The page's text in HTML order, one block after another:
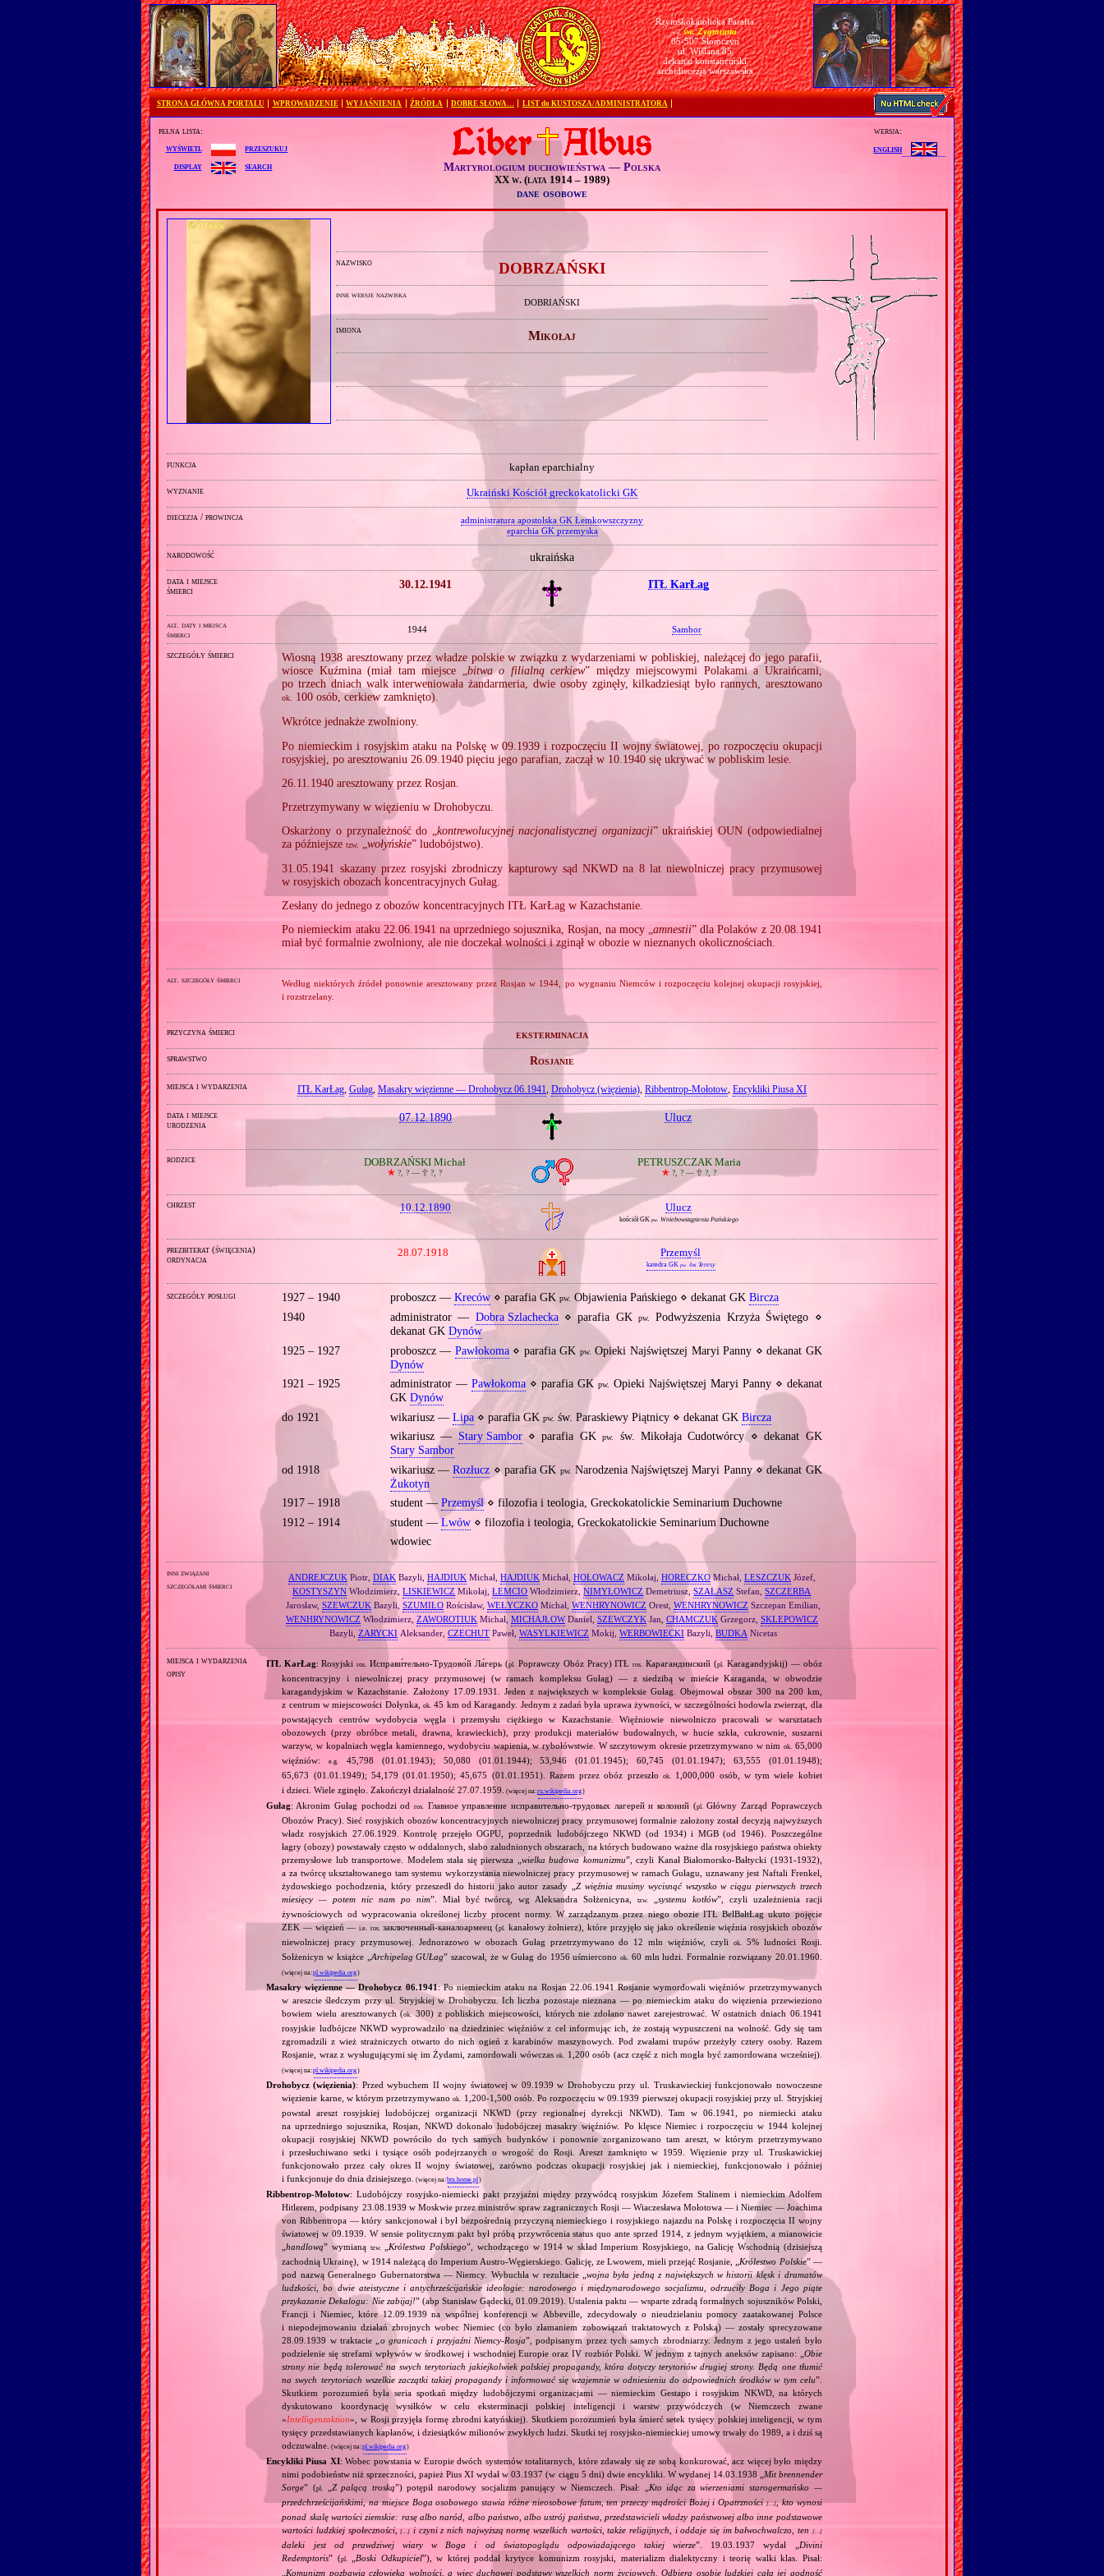
Rzymskokatolicka Parafia
pw.św. Zygmunta
05-507 Słomczyn
ul. Wiślana 85
dekanat konstanciński
archidiecezja warszawska
STRONA GŁÓWNA PORTALU WPROWADZENIE WYJAŚNIENIA ŹRÓDŁA DOBRE SŁOWA… LIST do KUSTOSZA/ADMINISTRATORA
pełna lista:
wyświetl
przeszukuj
display
search Martyrologium duchowieństwa — Polska
XX w. (lata 1914 – 1989)
dane osobowe
wersja:
english
nazwisko DOBRZAŃSKI
inne wersje nazwiska
DOBRIAŃSKI
imiona Mikołaj
funkcja kapłan eparchialny
wyznanie Ukraiński Kościół greckokatolicki GK
diecezja / prowincja
administratura apostolska GK Łemkowszczyzny
eparchia GK przemyska
narodowość ukraińska
data i miejsce
śmierci
30.12.1941 ITŁ KarŁag
alt. daty i miejsca
śmierci
1944 Sambor
szczegóły śmierci
Wiosną 1938 aresztowany przez władze polskie w związku z wydarzeniami w pobliskiej, należącej do jego parafii,
wiosce Kuźmina (miał tam miejsce „bitwa o filialną cerkiew” między miejscowymi Polakami a Ukraińcami,
po trzech dniach walk interweniowała żandarmeria, dwie osoby zginęły, kilkadziesiąt było rannych, aresztowano
ok. 100 osób, cerkiew zamknięto).
Wkrótce jednakże zwolniony.
Po niemieckim i rosyjskim ataku na Polskę w 09.1939 i rozpoczęciu II wojny światowej, po rozpoczęciu okupacji
rosyjskiej, po aresztowaniu 26.09.1940 pięciu jego parafian, zaczął w 10.1940 się ukrywać w pobliskim lesie.
26.11.1940 aresztowany przez Rosjan.
Przetrzymywany w więzieniu w Drohobyczu.
Oskarżony o przynależność do „ kontrewolucyjnej nacjonalistycznej organizacji” ukraińskiej OUN (odpowiedialnej
za późniejszetzw. „wołyńskie” ludobójstwo).
31.05.1941 skazany przez rosyjski zbrodniczy kapturowy sąd NKWD na 8 lat niewolniczej pracy przymusowej
w rosyjskich obozach koncentracyjnych Gułag.
Zesłany do jednego z obozów koncentracyjnych ITŁ KarŁag w Kazachstanie.
Po niemieckim ataku 22.06.1941 na uprzedniego sojusznika, Rosjan, na mocy „amnestii” dla Polaków z 20.08.1941
miał być formalnie zwolniony, ale nie doczekał wolności i zginął w obozie w nieznanych okolicznościach.
alt. szczegóły śmierci
Według niektórych źródeł ponownie aresztowany przez Rosjan w 1944, po wygnaniu Niemców i rozpoczęciu kolejnej okupacji rosyjskiej,
i rozstrzelany.
przyczyna śmierci eksterminacja
sprawstwo Rosjanie
miejsca i wydarzenia ITŁ KarŁag, Gułag, Masakry więzienne — Drohobycz 06.1941 Drohobycz (więzienia), Ribbentrop‐Mołotow, Encykliki Piusa XI
data i miejsce
urodzenia
07.12.1890 Ulucz
rodzice DOBRZAŃSKI Michał
🞲 ?, ? — 🕆?, ?
PETRUSZCZAK Maria
🞲 ?, ? —🕆 ?, ?
chrzest 10.12.1890 Ulucz
kościół GK pw. Wniebowstąpienia Pańskiego
prezbiterat (święcenia)
ordynacja
28.07.1918 Przemyśl
katedra GK pw. św. Teresy
szczegóły posługi 1927 – 1940 proboszcz — Kreców⋄ parafia GK pw. Objawienia Pańskiego ⋄ dekanat GK Bircza
1940
administrator — Dobra Szlachecka⋄ parafia GKpw.
Podwyższenia Krzyża Świętego ⋄
dekanat GK Dynów
1925 – 1927
proboszcz — Pawłokoma⋄ parafia GK pw. Opieki Najświętszej Maryi Panny ⋄ dekanat GK
Dynów
1921 – 1925
administrator — Pawłokoma⋄ parafia GK pw. Opieki Najświętszej Maryi Panny ⋄ dekanat
GK Dynów
do 1921
wikariusz — Lipa⋄ parafia GK pw. św. Paraskiewy Piątnicy ⋄ dekanat GK Bircza
wikariusz — Stary Sambor⋄ parafia GKpw.
św. Mikołaja Cudotwórcy ⋄ dekanat GK
Stary Sambor
od 1918
wikariusz —Rozłucz ⋄ parafia GK pw. Narodzenia Najświętszej Maryi Panny ⋄ dekanat GK
Żukotyn
1917 – 1918
student — Przemyśl⋄ filozofia i teologia, Greckokatolickie Seminarium Duchowne
1912 – 1914
student — Lwów⋄ filozofia i teologia, Greckokatolickie Seminarium Duchowne
wdowiec
inni związani
szczegółami śmierci
ANDREJCZUK Piotr, DIAKBazyli, HAJDIUKMichał, HAJDIUK Michał, HOŁOWACZ Mikołaj, HORECZKOMichał, LESZCZUK Józef,
KOSTYSZYN Włodzimierz,LISKIEWICZ Mikołaj,ŁEMCIO Włodzimierz,NIMYŁOWICZ Demetriusz,SZAŁASZ Stefan,SZCZERBA
Jarosław, SZEWCZUK Bazyli, SZUMIŁORościsław, WEŁYCZKOMichał, WENHRYNOWICZ Orest, WENHRYNOWICZ Szczepan Emilian,
WENHRYNOWICZ Włodzimierz, ZAWOROTIUKMichał, MICHAJŁOWDaniel, SZEWCZYK Jan, CHAMCZUK Grzegorz, SKLEPOWICZ
Bazyli, ZARYCKIAleksander, CZECHUTPaweł, WASYLKIEWICZ Mokij, WERBOWIECKIBazyli, BUDKA Nicetas
miejsca i wydarzenia
opisy
ITŁ KarŁag: Rosyjskiros. Исправи́тельно‐Трудово́й Ла́герь (pl. Poprawczy Obóz Pracy) ITŁros. Карагандинский (pl.
Karagandyjskij) — obóz
koncentracyjny i niewolniczej pracy przymusowej (w ramach kompleksu Gułag) — z siedzibą w mieście Karaganda, w obwodzie
karagandyjskim w Kazachstanie. Założony 17.09.1931. Jeden z największych w kompleksie Gułag. Obejmował obszar 300 na 200 km,
z centrum w miejscowości Dołynka,
ok. 45 km od Karagandy. Jednym z zadań była uprawa żywności, w szczególności hodowla zwierząt, dla
powstających centrów wydobycia węgla i przemysłu ciężkiego w Kazachstanie. Więźniowie niewolniczo pracowali w warsztatach
obozowych (przy obróbce metali, drawna, krawieckich), przy produkcji materiałów budowalnych, w hucie szkła, cukrownie, suszarni
warzyw, w kopalniach węgla kamiennego, wydobyciu wapienia, w rybołówstwie. W szczytowym okresie przetrzymywano w nimok.
65,000
więźniów:e.g.
45,798 (01.01.1943); 50,080 (01.01.1944); 53,946 (01.01.1945); 60,745 (01.01.1947); 63,555 (01.01.1948);
65,673 (01.01.1949); 54,179 (01.01.1950); 45,675 (01.01.1951). Razem przez obóz przeszłook.
1,000,000 osób, w tym wiele kobiet
i dzieci. Wiele zginęło. Zakończył działalność 27.07.1959.
(więcej na:ru.wikipedia.org)
Gułag: Akronim Gułag pochodzi od ros. Главное управление исправительно‐трудовых лагерей и колоний (pl.
Główny Zarząd Poprawczych
Obozów Pracy). Sieć rosyjskich obozów koncentracyjnych niewolniczej pracy przymusowej formalnie założony został decyzją najwyższych
władz rosyjskich 27.06.1929. Kontrolę przejęło OGPU, poprzednik ludobójczego NKWD (od 1934) i MGB (od 1946). Poszczególne
łagry (obozy) powstawały często w oddalonych, słabo zaludnionych obszarach, na których budowano ważne dla rosyjskiego państwa obiekty
przemysłowe lub transportowe. Modelem stała się pierwsza „ wielka budowa komunizmu”, czyli Kanał Białomorsko‐Bałtycki (1931‐1932),
a za twórcę ukształtowanego tam systemu wykorzystania niewolniczej pracy przymusowej w ramach Gułagu, uznawany jest Naftali Frenkel,
żydowskiego pochodzenia, który przeszedł do historii jako autor zasady „ Z więźnia musimy wycisnąć wszystko w ciągu pierwszych trzech
miesięcy — potem nic nam po nim”. Miał być twórcą, wg Aleksandra Sołżenicyna,tzw. „systemu kotłów”, czyli uzależnienia racji
żywnościowych od wypracowania określonej liczby procent normy. W zarządzanym przez niego obozie ITŁ BelBałtŁag ukuto pojęcie
ZEK — więzień —i.e. ros. заключенный‐каналоармеец (pl.
kanałowy żołnierz), które przyjęło się jako określenie więźnia rosyjskich obozów
niewolniczej pracy przymusowej. Jednorazowo w obozach Gułag przetrzymywano do 12 mln więźniów, czyli
ok.
5% ludności Rosji.
Sołżenicyn w książce „ Archipelag GUŁag” szacował, że w Gułag do 1956 uśmierconook. 60 mln ludzi. Formalnie rozwiązany 20.01.1960.
(więcej na:pl.wikipedia.org)
Masakry więzienne — Drohobycz 06.1941: Po niemieckim ataku na Rosjan 22.06.1941 Rosjanie wymordowali więźniów przetrzymywanych
w areszcie śledczym przy ul. Stryjskiej w Drohobyczu. Ich liczba pozostaje nieznana — po niemieckim ataku do więzienia przewieziono
bowiem wielu aresztowanych (ok.300) z pobliskich miejscowości, których nie zdołano nawet zarejestrować. W ostatnich dniach 06.1941
rosyjskie ludbójcze NKWD wyprowadziło na dziedziniec więźniów z cel informując ich, że zostają wypuszczeni na wolność. Gdy się tam
zgromadzili z wież strażniczych otwarto do nich ogień z karabinów maszynowych. Pod zwałami trupów przeżyły cztery osoby. Razem
Rosjanie, wraz z wysługującymi się im Żydami, zamordowali wówczasok. 1,200 osób (acz część z nich mogła być zamordowana wcześniej).
(więcej na:pl.wikipedia.org)
Drohobycz (więzienia): Przed wybuchem II wojny światowej w 09.1939 w Drohobyczu przy ul. Truskawieckiej funkcjonowało nowoczesne
więzienie karne, w którym przetrzymywanook.
1,200‐1,500 osób. Po rozpoczęciu w 09.1939 pierwszej okupacji rosyjskiej przy ul. Stryjskiej
powstał areszt rosyjskiej ludobójczej organizacji NKWD (przy regionalnej dyrekcji NKWD). Tam w 06.1941, po niemiecki ataku
na uprzedniego sojusznika, Rosjan, NKWD dokonało ludobójczej masakry więźniów. Po klęsce Niemiec i rozpoczęciu w 1944 kolejnej
okupacji rosyjskiej NKWD powróciło do tych samych budynków i ponownie zorganizowano tam areszt, w którym przetrzymywano
i przesłuchiwano setki i tysiące osób podejrzanych o wrogość do Rosji. Areszt zamknięto w 1959. Więzienie przy ul. Truskawickiej
funkcjonowało przez cały okres II wojny światowej, zarówno podczas okupacji rosyjskiej jak i niemieckiej, funkcjonowało i później
i funkcjonuje do dnia dzisiejszego.
(więcej na:btx.home.pl)
Ribbentrop‐Mołotow: Ludobójczy rosyjsko‐niemiecki pakt przyjaźni między przywódcą rosyjskim Józefem Stalinem i niemieckim Adolfem
Hitlerem, podpisany 23.08.1939 w Moskwie przez ministrów spraw zagranicznych Rosji — Wiaczesława Mołotowa — i Niemiec — Joachima
von Ribbentropa — który sankcjonował i był bezpośrednią przyczyną niemieckiego i rosyjskiego najazdu na Polskę i rozpoczęcia II wojny
światowej w 09.1939. W sensie politycznym pakt był próbą przywrócenia status quo ante sprzed 1914, z jednym wyjątkiem, a mianowicie
„handlową” wymianą tzw. Królestwa Polskiego”, wchodzącego w 1914 w skład Imperium Rosyjskiego, na Galicję Wschodnią (dzisiejszą
zachodnią Ukrainę), w 1914 należącą do Imperium Austro‐Węgierskiego. Galicję, ze Lwowem, mieli przejąć Rosjanie, „ Królestwo Polskie” —
pod nazwą Generalnego Gubernatorstwa — Niemcy. Wybuchła w rezultacie „ wojna była jedną z największych w historii klęsk i dramatów
ludzkości, bo dwie ateistyczne i antychrześcijańskie ideologie: narodowego i międzynarodowego socjalizmu, odrzuciły Boga i Jego piąte
przykazanie Dekalogu: Nie zabijaj!” (abp Stanisław Gądecki, 01.09.2019). Ustalenia paktu — wsparte zdradą formalnych sojuszników Polski,
Francji i Niemiec, które 12.09.1939 na wspólnej konferencji w Abbeville, zdecydowały o nieudzielaniu pomocy zaatakowanej Polsce
i niepodejmowaniu działań zbrojnych wobec Niemiec (co było złamaniem zobowiązań traktatowych z Polską) — zostały sprecyzowane
28.09.1939 w traktacie „ o granicach i przyjaźni Niemcy‐Rosja”, podpisanym przez tych samych zbrodniarzy. Jednym z jego ustaleń było
podzielenie się strefami wpływów w środkowej i wschodniej Europie oraz IV rozbiór Polski. W jednym z tajnych aneksów zapisano: „ Obie
strony nie będą tolerować na swych terytoriach jakiejkolwiek polskiej propagandy, która dotyczy terytoriów drugiej strony. Będą one tłumić
na swych terytoriach wszelkie zaczątki takiej propagandy i informować się wzajemnie w odniesieniu do odpowiednich środków w tym celu”.
Skutkiem porozumień była seria spotkań między ludobójczymi organizacjami — niemieckim Gestapo i rosyjskim NKWD, na których
dyskutowano koordynację wysiłków w celu eksterminacji polskiej inteligencji i warstw przywódczych (w Niemczech zwane
«Intelligenzaktion», w Rosji przyjęła formę zbrodni katyńskiej). Skutkiem porozumień była śmierć setek tysięcy polskiej inteligencji, w tym
tysięcy przedstawianych kapłanów, i dziesiątków milionów zwykłych ludzi. Skutki tej rosyjsko‐niemieckiej umowy trwały do 1989, a i dziś są
odczuwalne. (więcej na:pl.wikipedia.org)
Encykliki Piusa XI: Wobec powstania w Europie dwóch systemów totalitarnych, które zdawały się ze sobą konkurować, acz więcej było między
nimi podobieństw niż sprzeczności, papież Pius XI wydał w 03.1937 (w ciągu 5 dni) dwie encykliki. W wydanej 14.03.1938 „
Mit brennender
Sorge” (pl. Z palącą troską”) potępił narodowy socjalizm panujący w Niemczech. Pisał: „
Kto idąc za wierzeniami starogermańsko —
przedchrześcijańskimi, na miejsce Boga osobowego stawia różne nieosobowe fatum, ten przeczy mądrości Bożej i Opatrzności[…], kto wynosi
ponad skalę wartości ziemskie: rasę albo naród, albo państwo, albo ustrój państwa, przedstawicieli władzy państwowej albo inne podstawowe
wartości ludzkiej społeczności,[…]i czyni z nich najwyższą normę wszelkich wartości, także religijnych, i oddaje się im bałwochwalczo, ten […]
daleki jest od prawdziwej wiary w Boga i od światopoglądu odpowiadającego takiej wierze”. 19.03.1937 wydał „
Divini
Redemptoris” (pl. Boski Odkupiciel”), w której poddał krytyce komunizm rosyjski, materializm dialektyczny i teorię walki klas. Pisał:
Komunizm pozbawia człowieka wolności, a więc duchowej podstawy wszelkich norm życiowych. Odbiera osobie ludzkiej całą jej godność